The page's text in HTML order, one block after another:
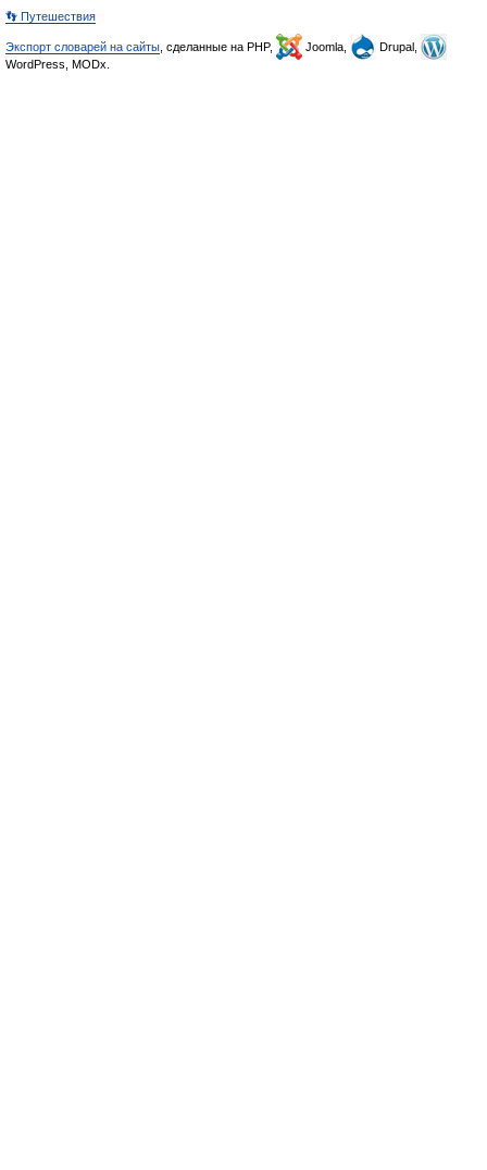
👣 Путешествия
Экспорт словарей на сайты , сделанные на PHP, Joomla,
Drupal,
WordPress, MODx.